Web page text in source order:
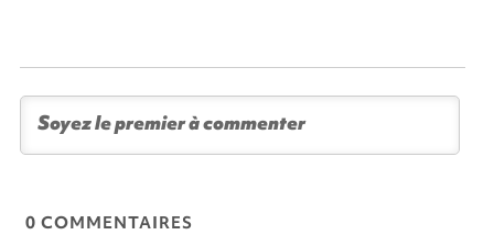
0 COMMENTAIRES